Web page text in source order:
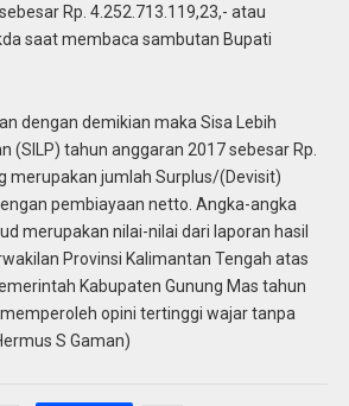
Rp. 4.252.713.119,23,- atau
saat membaca sambutan Bupati
dengan demikian maka Sisa Lebih
(SILP) tahun anggaran 2017 sebesar Rp.
merupakan jumlah Surplus/(Devisit)
pembiayaan netto. Angka-angka
merupakan nilai-nilai dari laporan hasil
Provinsi Kalimantan Tengah atas
Kabupaten Gunung Mas tahun
opini tertinggi wajar tanpa
S Gaman)